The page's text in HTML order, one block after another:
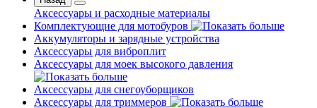
Аксессуары и расходные материалы
Комплектующие для мотобуров
Аккумуляторы и зарядные устройства
Аксессуары для виброплит
Аксессуары для моек высокого давления
Аксессуары для снегоуборщиков
Аксессуары для триммеров